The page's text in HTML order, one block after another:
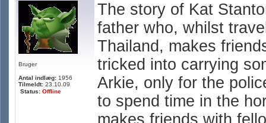
Bruger
Antal indlæg: 1956
Tilmeldt: 23.10.09
Status: Offline
The story of Kat
father who, whilst
Thailand, makes
tricked into carrying
Arkie, only for the
to spend time in the
makes friends with